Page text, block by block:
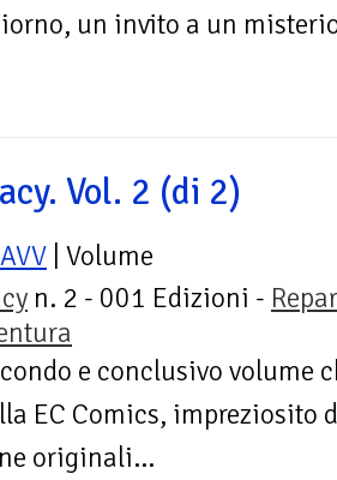
un invito a un
Vol. 2 (di 2)
| Volume
n. 2 - 001 Edizioni -
e conclusivo volume
EC Comics, impreziosito
originali...